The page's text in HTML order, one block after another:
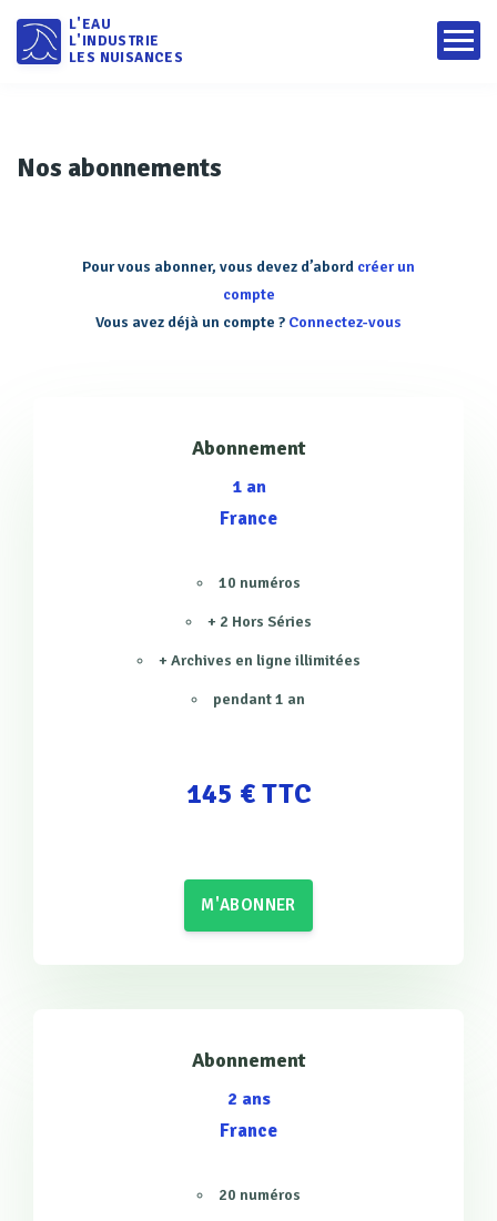
L'EAU
L'INDUSTRIE
LES NUISANCES
Nos abonnements
Pour vous abonner, vous devez d’abord créer un
compte
Vous avez déjà un compte ? Connectez-vous
Abonnement
1 an
France
10 numéros
+ 2 Hors Séries
+ Archives en ligne illimitées
pendant 1 an
145 € TTC
M'ABONNER
Abonnement
2 ans
France
20 numéros